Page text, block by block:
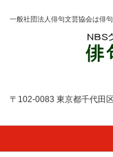
一般社団法人俳句文芸協会は俳
〒102-0083 東京都千代田